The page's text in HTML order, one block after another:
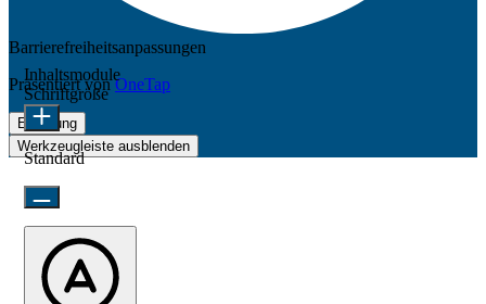
Barrierefreiheitsanpassungen
Präsentiert vonOneTap
Erklärung
Werkzeugleiste ausblenden
Inhaltsmodule
Schriftgröße
Standard